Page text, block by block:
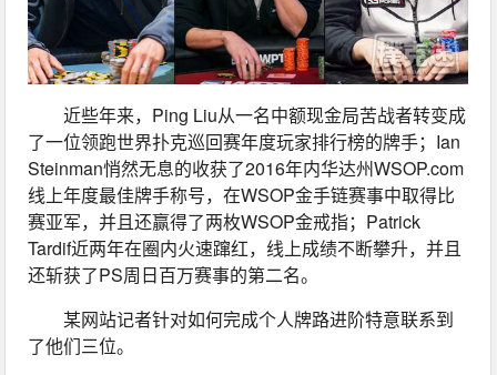
近些年来，Ping Liu从一名中额现金局苦战者转变成
了一位领跑世界扑克巡回赛年度玩家排行榜的牌手；Ian
Steinman悄然无息的收获了2016年内华达州WSOP.com
线上年度最佳牌手称号，在WSOP金手链赛事中取得比
赛亚军，并且还赢得了两枚WSOP金戒指；Patrick
Tardif近两年在圈内火速蹿红，线上成绩不断攀升，并且
还斩获了PS周日百万赛事的第二名。
某网站记者针对如何完成个人牌路进阶特意联系到
了他们三位。